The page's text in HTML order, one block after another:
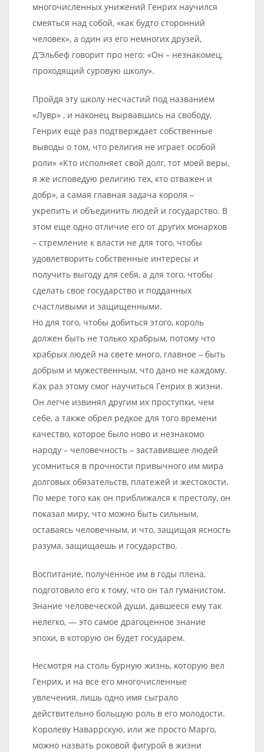
многочисленных унижений Генрих научился
смеяться над собой, «как будто сторонний
человек», а один из его немногих друзей,
Д’Эльбеф говорит про него: «Он – незнакомец,
проходящий суровую школу».
Пройдя эту школу несчастий под названием
«Лувр» , и наконец вырвавшись на свободу,
Генрих еще раз подтверждает собственные
выводы о том, что религия не играет особой
роли» «Кто исполняет свой долг, тот моей веры,
я же исповедую религию тех, кто отважен и
добр», а самая главная задача короля –
укрепить и объединить людей и государство. В
этом еще одно отличие его от других монархов
– стремление к власти не для того, чтобы
удовлетворить собственные интересы и
получить выгоду для себя, а для того, чтобы
сделать свое государство и подданных
счастливыми и защищенными.
Но для того, чтобы добиться этого, король
должен быть не только храбрым, потому что
храбрых людей на свете много, главное – быть
добрым и мужественным, что дано не каждому.
Как раз этому смог научиться Генрих в жизни.
Он легче извинял другим их проступки, чем
себе, а также обрел редкое для того времени
качество, которое было ново и незнакомо
народу – человечность – заставившее людей
усомниться в прочности привычного им мира
долговых обязательств, платежей и жестокости.
По мере того как он приближался к престолу, он
показал миру, что можно быть сильным,
оставаясь человечным, и что, защищая ясность
разума, защищаешь и государство.
Воспитание, полученное им в годы плена,
подготовило его к тому, что он тал гуманистом.
Знание человеческой души, давшееся ему так
нелегко, — это самое драгоценное знание
эпохи, в которую он будет государем.
Несмотря на столь бурную жизнь, которую вел
Генрих, и на все его многочисленные
увлечения, лишь одно имя сыграло
действительно большую роль в его молодости.
Королеву Наваррскую, или же просто Марго,
можно назвать роковой фигурой в жизни